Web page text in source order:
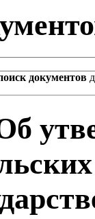
документов